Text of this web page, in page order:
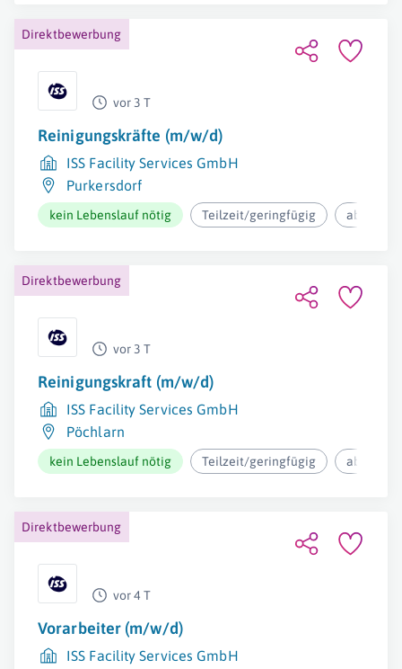
Direktbewerbung
vor 3 T
Reinigungskräfte (m/w/d)
ISS Facility Services GmbH
Purkersdorf
kein Lebenslauf nötig Teilzeit/geringfügig ab
Direktbewerbung
vor 3 T
Reinigungskraft (m/w/d)
ISS Facility Services GmbH
Pöchlarn
kein Lebenslauf nötig Teilzeit/geringfügig ab
Direktbewerbung
vor 4 T
Vorarbeiter (m/w/d)
ISS Facility Services GmbH